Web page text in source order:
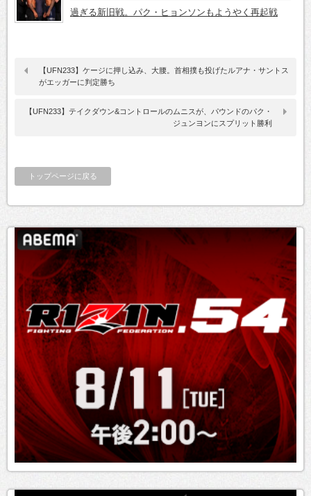
過ぎる新旧戦。パク・ヒョンソンもようやく再起戦
【UFN233】ケージに押し込み、大腰。首相撲も投げたルアナ・サントス
がエッガーに判定勝ち
【UFN233】テイクダウン&コントロールのムニスが、パウンドのパク・
ジュンヨンにスプリット勝利
トップページに戻る